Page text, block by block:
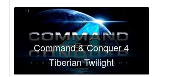
Command & Conquer 4
Tiberian Twilight